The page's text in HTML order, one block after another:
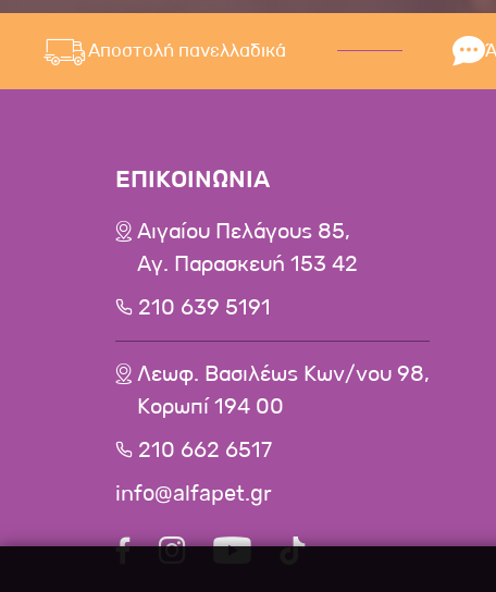
Αποστολή πανελλαδικά
ΕΠΙΚΟΙΝΩΝΙΑ
Αιγαίου Πελάγους 85,
Αγ. Παρασκευή 153 42
210 639 5191
Λεωφ. Βασιλέως Κων/νου 98,
Κορωπί 194 00
210 662 6517
info@alfapet.gr